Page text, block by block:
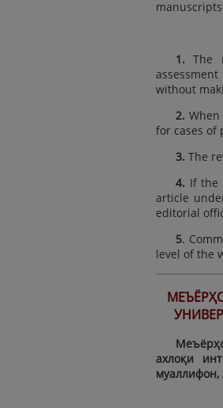
1. The
without
2.
for cases of
3. The
4. If the
article
editorial
5.
level of the
ахлоқи
муаллифон,